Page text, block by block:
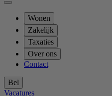
Wonen
Zakelijk
Taxaties
Over ons
Contact
Bel
Vacatures